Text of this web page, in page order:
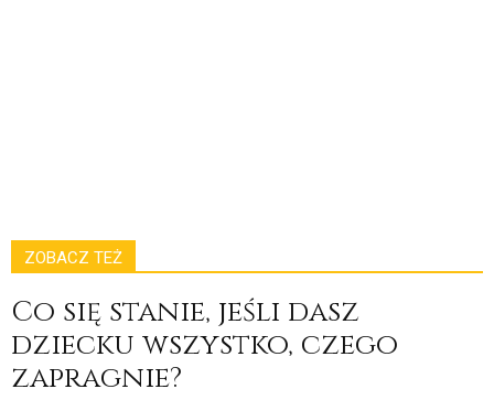
ZOBACZ TEŻ
Co się stanie, jeśli dasz
dziecku wszystko, czego
zapragnie?